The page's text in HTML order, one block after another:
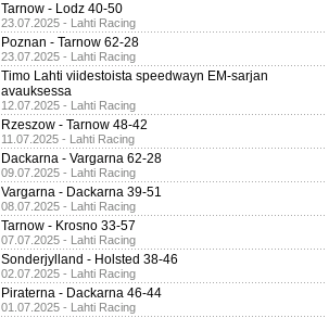
Tarnow - Lodz 40-50
23.07.2025 - Lahti Racing
Poznan - Tarnow 62-28
23.07.2025 - Lahti Racing
Timo Lahti viidestoista speedwayn EM-sarjan
avauksessa
12.07.2025 - Lahti Racing
Rzeszow - Tarnow 48-42
11.07.2025 - Lahti Racing
Dackarna - Vargarna 62-28
09.07.2025 - Lahti Racing
Vargarna - Dackarna 39-51
08.07.2025 - Lahti Racing
Tarnow - Krosno 33-57
07.07.2025 - Lahti Racing
Sonderjylland - Holsted 38-46
02.07.2025 - Lahti Racing
Piraterna - Dackarna 46-44
01.07.2025 - Lahti Racing